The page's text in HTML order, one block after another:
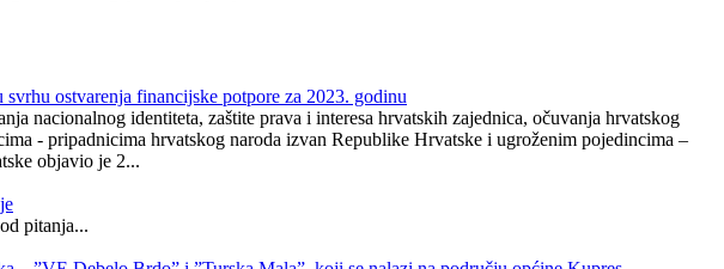
ostvarenja financijske potpore za 2023. godinu
nacionalnog identiteta, zaštite prava i interesa hrvatskih zajednica, očuvanja hrvatskog
- pripadnicima hrvatskog naroda izvan Republike Hrvatske i ugroženim pojedincima –
objavio je 2...
pitanja...